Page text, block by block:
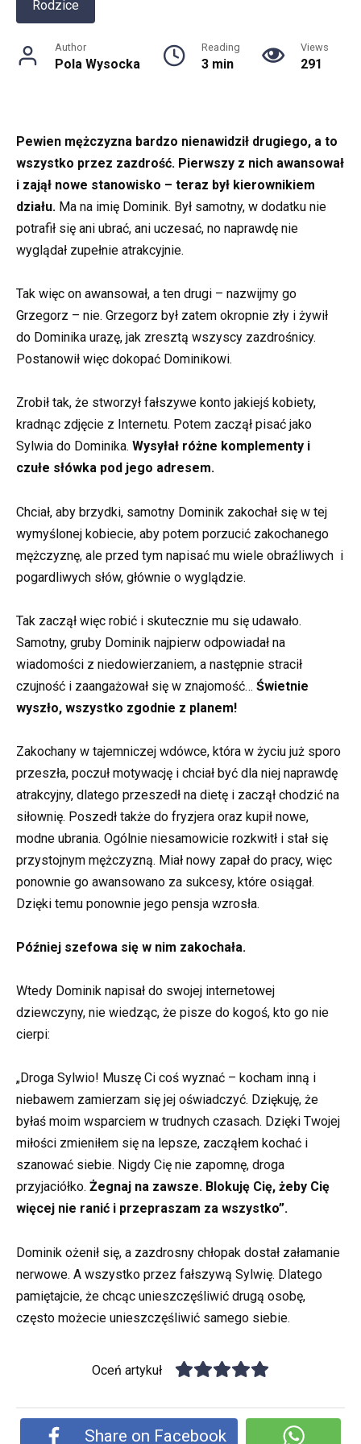
Rodzice
Author
Pola Wysocka
Reading
3 min
Views
291
Pewien mężczyzna bardzo nienawidził drugiego, a to
wszystko przez zazdrość. Pierwszy z nich awansował
i zajął nowe stanowisko – teraz był kierownikiem
działu. Ma na imię Dominik. Był samotny, w dodatku nie
potrafił się ani ubrać, ani uczesać, no naprawdę nie
wyglądał zupełnie atrakcyjnie.
Tak więc on awansował, a ten drugi – nazwijmy go
Grzegorz – nie. Grzegorz był zatem okropnie zły i żywił
do Dominika urazę, jak zresztą wszyscy zazdrośnicy.
Postanowił więc dokopać Dominikowi.
Zrobił tak, że stworzył fałszywe konto jakiejś kobiety,
kradnąc zdjęcie z Internetu. Potem zaczął pisać jako
Sylwia do Dominika. Wysyłał różne komplementy i
czułe słówka pod jego adresem.
Chciał, aby brzydki, samotny Dominik zakochał się w tej
wymyślonej kobiecie, aby potem porzucić zakochanego
mężczyznę, ale przed tym napisać mu wiele obraźliwych i
pogardliwych słów, głównie o wyglądzie.
Tak zaczął więc robić i skutecznie mu się udawało.
Samotny, gruby Dominik najpierw odpowiadał na
wiadomości z niedowierzaniem, a następnie stracił
czujność i zaangażował się w znajomość… Świetnie
wyszło, wszystko zgodnie z planem!
Zakochany w tajemniczej wdówce, która w życiu już sporo
przeszła, poczuł motywację i chciał być dla niej naprawdę
atrakcyjny, dlatego przeszedł na dietę i zaczął chodzić na
siłownię. Poszedł także do fryzjera oraz kupił nowe,
modne ubrania. Ogólnie niesamowicie rozkwitł i stał się
przystojnym mężczyzną. Miał nowy zapał do pracy, więc
ponownie go awansowano za sukcesy, które osiągał.
Dzięki temu ponownie jego pensja wzrosła.
Później szefowa się w nim zakochała.
Wtedy Dominik napisał do swojej internetowej
dziewczyny, nie wiedząc, że pisze do kogoś, kto go nie
cierpi:
„Droga Sylwio! Muszę Ci coś wyznać – kocham inną i
niebawem zamierzam się jej oświadczyć. Dziękuję, że
byłaś moim wsparciem w trudnych czasach. Dzięki Twojej
miłości zmieniłem się na lepsze, zacząłem kochać i
szanować siebie. Nigdy Cię nie zapomnę, droga
przyjaciółko. Żegnaj na zawsze. Blokuję Cię, żeby Cię
więcej nie ranić i przepraszam za wszystko”.
Dominik ożenił się, a zazdrosny chłopak dostał załamanie
nerwowe. A wszystko przez fałszywą Sylwię. Dlatego
pamiętajcie, że chcąc unieszczęśliwić drugą osobę,
często możecie unieszczęśliwić samego siebie.
Oceń artykuł
Share on Facebook